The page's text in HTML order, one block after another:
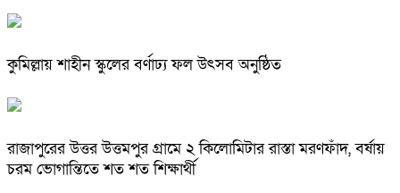
কুমিল্লায় শাহীন স্কুলের বর্ণাঢ্য ফল উৎসব অনুষ্ঠিত
রাজাপুরের উত্তর উত্তমপুর গ্রামে ২ কিলোমিটার রাস্তা মরণফাঁদ, বর্ষায়
চরম ভোগান্তিতে শত শত শিক্ষার্থী